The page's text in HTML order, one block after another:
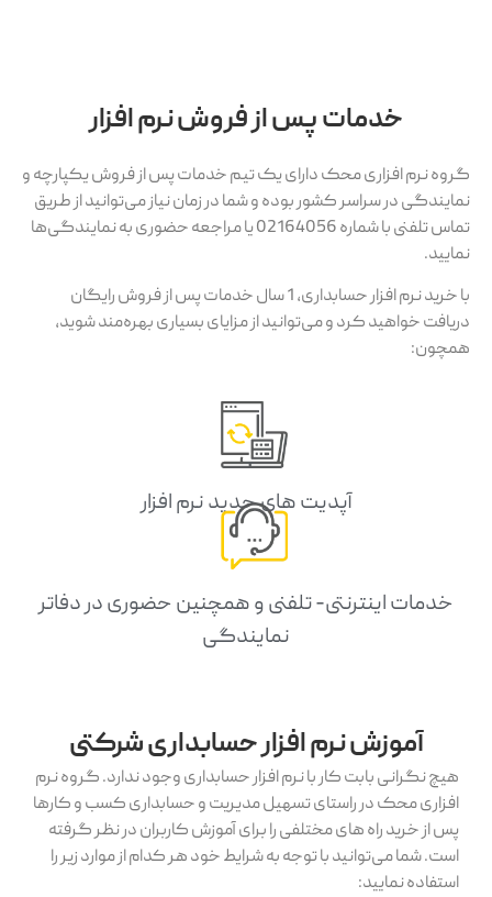
خدمات پس از فروش نرم افزار
گروه نرم افزاری محک دارای یک تیم خدمات پس از فروش یکپارچه و
نمایندگی در سراسر کشور بوده و شما در زمان نیاز می‌توانید از طریق
تماس تلفنی با شماره 02164056 یا مراجعه حضوری به نمایندگی‌ها
نمایید.
با خرید نرم افزار حسابداری، 1 سال خدمات پس از فروش رایگان
دریافت خواهید کرد و می‌توانید از مزایای بسیاری بهره‌مند شوید،
همچون:
آپدیت های جدید نرم افزار
خدمات اینترنتی- تلفنی و همچنین حضوری در دفاتر
نمایندگی
آموزش نرم افزار حسابداری شرکتی
هیچ نگرانی بابت کار با نرم افزار حسابداری وجود ندارد. گروه نرم
افزاری محک در راستای تسهیل مدیریت و حسابداری کسب و کارها
پس از خرید راه های مختلفی را برای آموزش کاربران در نظر گرفته
است. شما می‌توانید با توجه به شرایط خود هر کدام از موارد زیر را
استفاده نمایید: